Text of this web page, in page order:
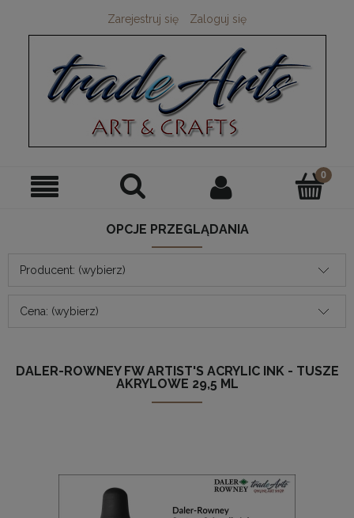
Zarejestruj się Zaloguj się
OPCJE PRZEGLĄDANIA
Producent: (wybierz)
Cena: (wybierz)
DALER-ROWNEY FW ARTIST'S ACRYLIC INK - TUSZE
AKRYLOWE 29,5 ML